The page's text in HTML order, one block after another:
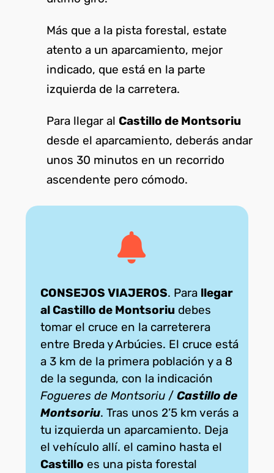
Más que a la pista forestal, estate
atento a un aparcamiento, mejor
indicado, que está en la parte
izquierda de la carretera.
Para llegar al Castillo de Montsoriu
desde el aparcamiento, deberás andar
unos 30 minutos en un recorrido
ascendente pero cómodo.
CONSEJOS VIAJEROS. Para llegar
al Castillo de Montsoriu debes
tomar el cruce en la carreterera
entre Breda y Arbúcies. El cruce está
a 3 km de la primera población y a 8
de la segunda, con la indicación
Fogueres de Montsoriu /Castillo de
Montsoriu. Tras unos 2’5 km verás a
tu izquierda un aparcamiento. Deja
el vehículo allí. el camino hasta el
Castillo es una pista forestal